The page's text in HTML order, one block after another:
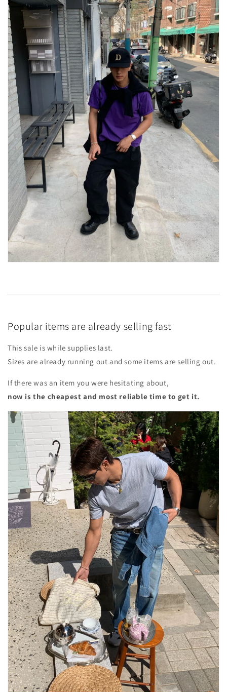
Popular items are already selling fast
This sale is while supplies last.
Sizes are already running out and some items are selling out.
If there was an item you were hesitating about,
now is the cheapest and most reliable time to get it.